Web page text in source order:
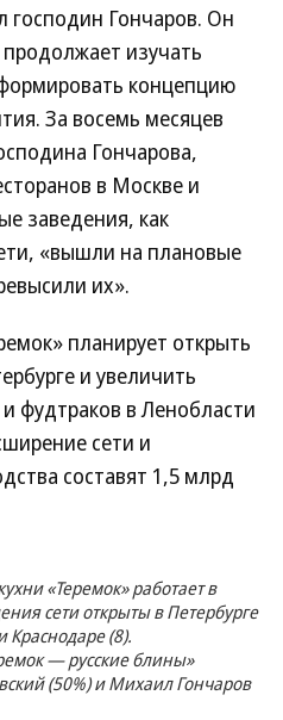
Гончаров. Он
изучать
концепцию
За восемь месяцев
Гончарова,
в Москве и
заведения, как
«вышли на плановые
их».
планирует открыть
и увеличить
фудтраков в Ленобласти
сети и
составят 1,5 млрд
«Теремок» работает в
сети открыты в Петербурге
Краснодаре (8).
— русские блины»
(50%) и Михаил Гончаров